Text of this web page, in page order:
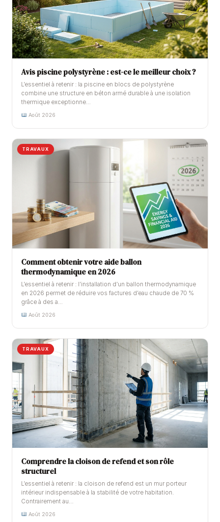
Avis piscine polystyrène : est-ce le meilleur choix ?
L’essentiel à retenir : la piscine en blocs de polystyrène
combine une structure en béton armé durable à une isolation
thermique exceptionne…
Août 2026
TRAVAUX
Comment obtenir votre aide ballon
thermodynamique en 2026
L’essentiel à retenir : l’installation d’un ballon thermodynamique
en 2026 permet de réduire vos factures d’eau chaude de 70 %
grâce à des a…
Août 2026
TRAVAUX
Comprendre la cloison de refend et son rôle
structurel
L’essentiel à retenir : la cloison de refend est un mur porteur
intérieur indispensable à la stabilité de votre habitation.
Contrairement au…
Août 2026